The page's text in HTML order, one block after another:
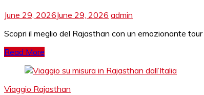
June 29, 2026June 29, 2026 admin
Scopri il meglio del Rajasthan con un emozionante
Read More
Viaggio Rajasthan